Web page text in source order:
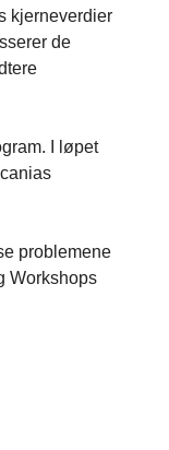
kjerneverdier
de
I løpet
problemene
Workshops